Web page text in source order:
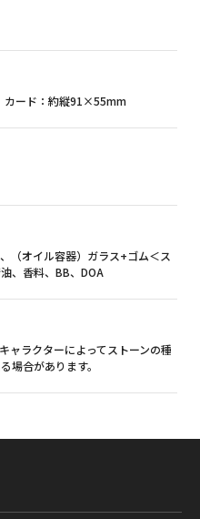
ード：約縦91×55mm
（オイル容器）ガラス+ゴム＜ス
、香料、BB、DOA
ャラクターによってストーンの種
場合があります。